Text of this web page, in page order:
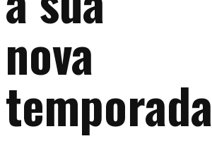
nova
temporada